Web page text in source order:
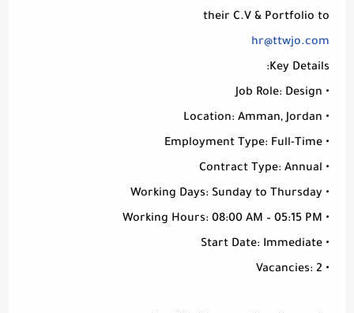
their C.V & Portfolio to
hr@ttwjo.com
Key Details:
• Job Role: Design
• Location: Amman, Jordan
• Employment Type: Full-Time
• Contract Type: Annual
• Working Days: Sunday to Thursday
• Working Hours: 08:00 AM – 05:15 PM
• Start Date: Immediate
• Vacancies: 2